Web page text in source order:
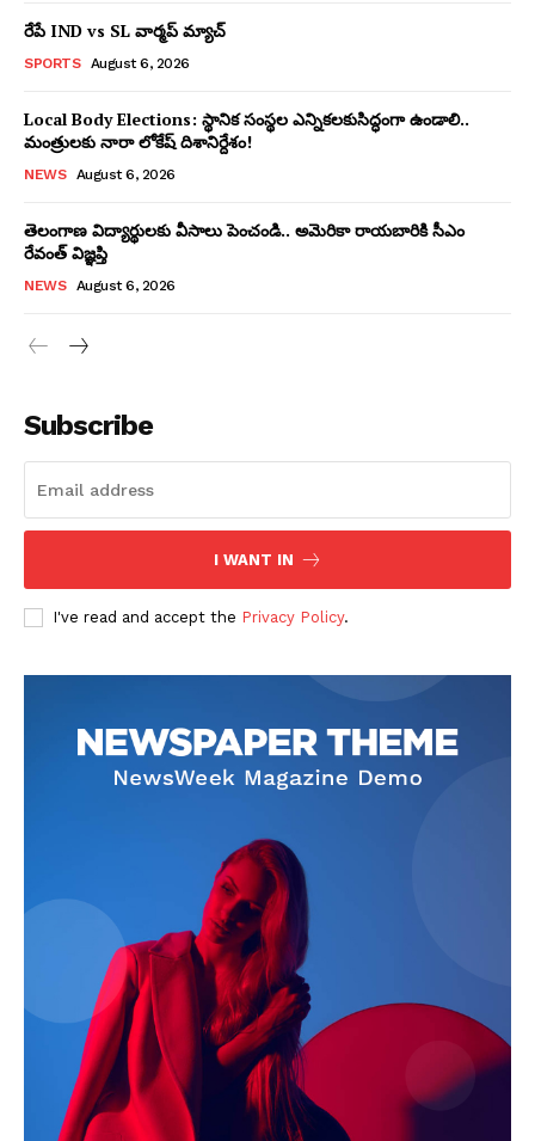
రేపే IND vs SL వార్మప్ మ్యాచ్
SPORTS August 6, 2026
Local Body Elections: స్థానిక సంస్థల ఎన్నికలకుసిద్ధంగా ఉండాలి..
మంత్రులకు నారా లోకేష్ దిశానిర్దేశం!
NEWS August 6, 2026
తెలంగాణ విద్యార్థులకు వీసాలు పెంచండి.. అమెరికా రాయబారికి సీఎం
రేవంత్ విజ్ఞప్తి
NEWS August 6, 2026
Subscribe
I WANT IN
I've read and accept the Privacy Policy.